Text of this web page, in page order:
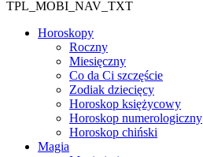
TPL_MOBI_NAV_TXT
Horoskopy
Roczny
Miesięczny
Co da Ci szczęście
Zodiak dziecięcy
Horoskop księżycowy
Horoskop numerologiczny
Horoskop chiński
Magia